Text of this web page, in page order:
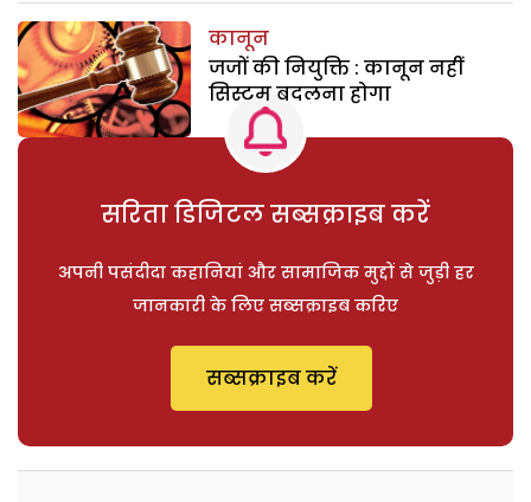
कानून
जजों की नियुक्ति : कानून नहीं
सिस्टम बदलना होगा
सरिता डिजिटल सब्सक्राइब करें
अपनी पसंदीदा कहानियां और सामाजिक मुद्दों से जुड़ी हर
जानकारी के लिए सब्सक्राइब करिए
सब्सक्राइब करें